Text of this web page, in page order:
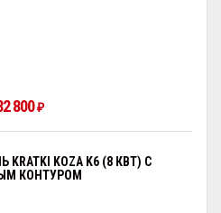
800₽
KOZA K6 (8 КВТ) С
КОНТУРОМ